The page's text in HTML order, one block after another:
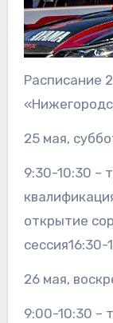
Расписание
25 мая,
9:30-10:30 –
открытие
26 мая,
9:00-10:30 –